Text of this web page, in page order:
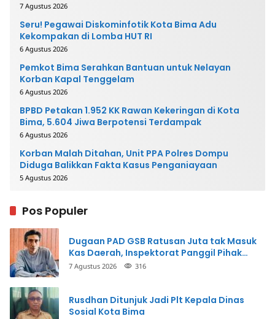
7 Agustus 2026
Seru! Pegawai Diskominfotik Kota Bima Adu
Kekompakan di Lomba HUT RI
6 Agustus 2026
Pemkot Bima Serahkan Bantuan untuk Nelayan
Korban Kapal Tenggelam
6 Agustus 2026
BPBD Petakan 1.952 KK Rawan Kekeringan di Kota
Bima, 5.604 Jiwa Berpotensi Terdampak
6 Agustus 2026
Korban Malah Ditahan, Unit PPA Polres Dompu
Diduga Balikkan Fakta Kasus Penganiayaan
5 Agustus 2026
Pos Populer
Dugaan PAD GSB Ratusan Juta tak Masuk
Kas Daerah, Inspektorat Panggil Pihak
Terkait
7 Agustus 2026 316
Rusdhan Ditunjuk Jadi Plt Kepala Dinas
Sosial Kota Bima